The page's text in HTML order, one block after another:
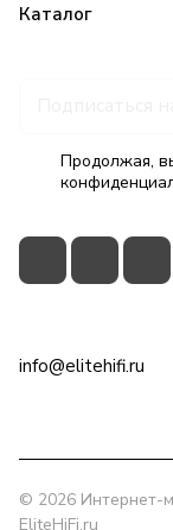
Каталог
Продолжая,
info@elitehifi.ru
© 2026 Интернет-
EliteHiFi.ru